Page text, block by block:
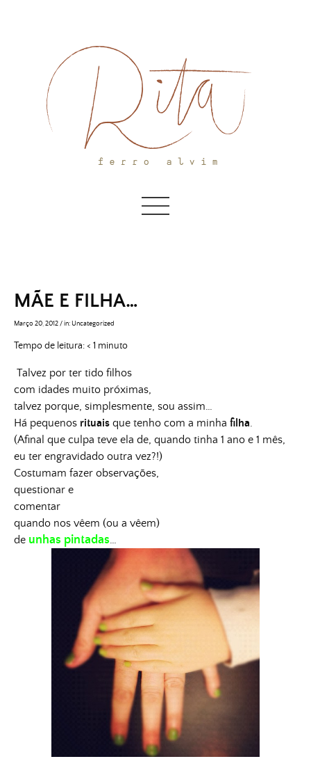
MÃE E FILHA…
Março 20, 2012/in: Uncategorized
Tempo de leitura:< 1 minuto
Talvez por ter tido filhos
com idades muito próximas,
talvez porque, simplesmente, sou assim…
Há pequenos rituais que tenho com a minha filha.
(Afinal que culpa teve ela de, quando tinha 1 ano e 1 mês,
eu ter engravidado outra vez?!)
Costumam fazer observações,
questionar e
comentar
quando nos vêem (ou a vêem)
de unhas pintadas…